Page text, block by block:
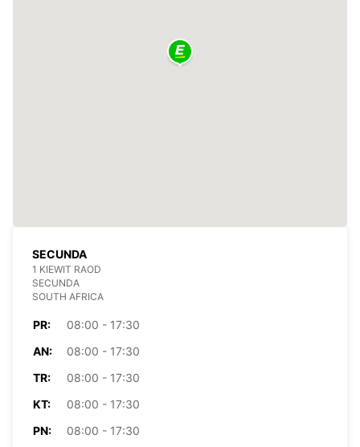
SECUNDA
1 KIEWIT RAOD
SECUNDA
SOUTH AFRICA
PR:
08:00 - 17:30
AN:
08:00 - 17:30
TR:
08:00 - 17:30
KT:
08:00 - 17:30
PN:
08:00 - 17:30